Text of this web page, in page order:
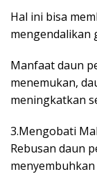
Hal ini bisa
mengendalikan
Manfaat daun
menemukan,
meningkatkan
3.Mengobati
Rebusan daun